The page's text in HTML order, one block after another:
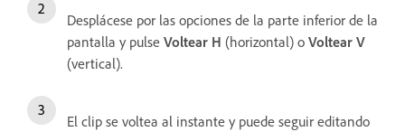
Desplácese por las opciones de la parte inferior de la
pantalla y pulse Voltear H (horizontal) o Voltear V
(vertical).
El clip se voltea al instante y puede seguir editando